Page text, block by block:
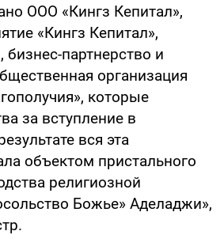
ООО «Кингз Кепитал»,
«Кингз Кепитал»,
партнерство и
организация
которые
за вступление в
вся эта
объектом пристального
религиозной
Божье» Аделаджи»,